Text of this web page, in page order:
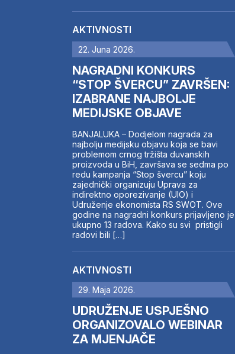
AKTIVNOSTI
22. Juna 2026.
NAGRADNI KONKURS
“STOP ŠVERCU” ZAVRŠEN:
IZABRANE NAJBOLJE
MEDIJSKE OBJAVE
BANJALUKA – Dodjelom nagrada za
najbolju medijsku objavu koja se bavi
problemom crnog tržišta duvanskih
proizvoda u BiH, završava se sedma po
redu kampanja “Stop švercu” koju
zajednički organizuju Uprava za
indirektno oporezivanje (UIO) i
Udruženje ekonomista RS SWOT. Ove
godine na nagradni konkurs prijavljeno je
ukupno 13 radova. Kako su svi pristigli
radovi bili […]
AKTIVNOSTI
29. Maja 2026.
UDRUŽENJE USPJEŠNO
ORGANIZOVALO WEBINAR
ZA MJENJAČE